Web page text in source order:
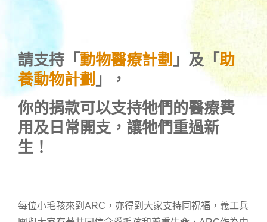
請支持「 動物醫療計劃 」及「 助
養動物計劃 」，
你的捐款可以支持牠們的醫療費
用及日常開支，讓牠們重過新
生！
每位小毛孩來到ARC，亦得到大家支持同祝福，義工兵